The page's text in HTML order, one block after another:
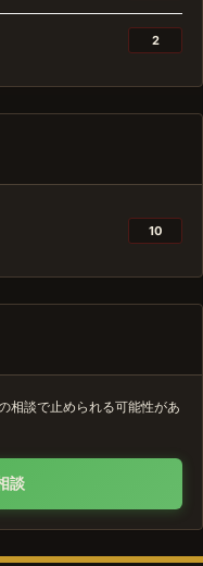
2
10
相談で止められる可能性があ
談